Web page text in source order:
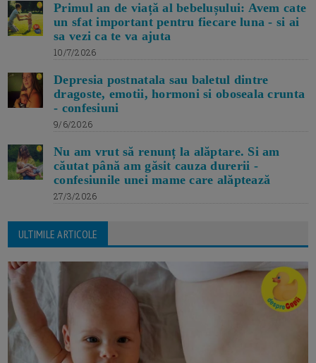
Primul an de viață al bebelușului: Avem cate
un sfat important pentru fiecare luna - si ai
sa vezi ca te va ajuta
10/7/2026
Depresia postnatala sau baletul dintre
dragoste, emotii, hormoni si oboseala crunta
- confesiuni
9/6/2026
Nu am vrut să renunț la alăptare. Si am
căutat până am găsit cauza durerii -
confesiunile unei mame care alăptează
27/3/2026
ULTIMILE ARTICOLE